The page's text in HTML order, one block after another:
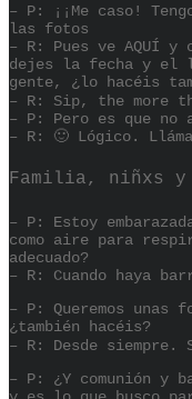
– P: ¡¡Me caso!
las fotos
– R: Pues ve AQUÍ y
dejes la fecha y el
gente, ¿lo hacéis
– R: Sip, the more
– P: Pero es que no
– R: 🙂 Lógico.
Familia, niñxs y
– P: Estoy
como aire para
adecuado?
– R: Cuando haya
– P: Queremos
¿también hacéis?
– R: Desde siempre.
– P: ¿Y comunión y